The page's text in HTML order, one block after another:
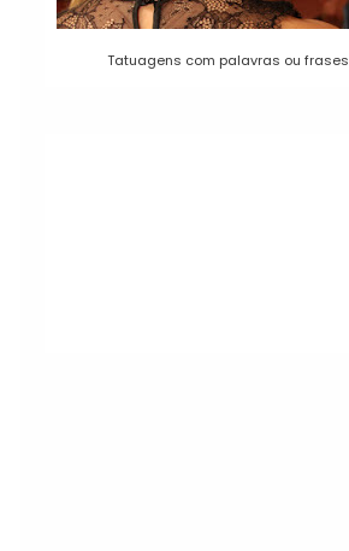
Tatuagens com palavras ou frases